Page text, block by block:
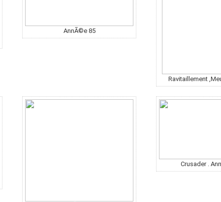
AnnÃ©e 85
Ravitaillement
Crusader .